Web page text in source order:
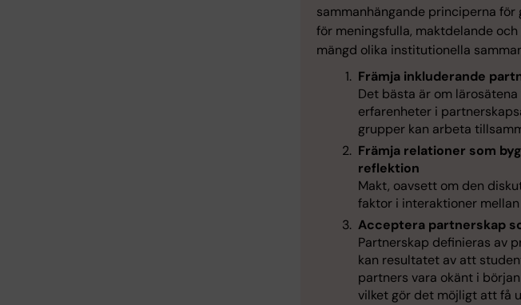
sammanhängande principerna
för meningsfulla, maktdelande
mängd olika institutionella
Främja inkluderande
Det bästa är om
erfarenheter i
grupper kan arbeta
Främja relationer som
reflektion
Makt, oavsett om den
faktor i interaktioner
Acceptera partnerskap
Partnerskap definieras av
kan resultatet av att
partners vara okänt i
vilket gör det möjligt att få